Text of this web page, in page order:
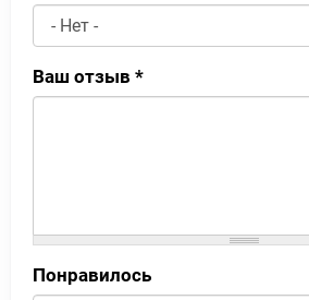
Ваш отзыв *
Понравилось